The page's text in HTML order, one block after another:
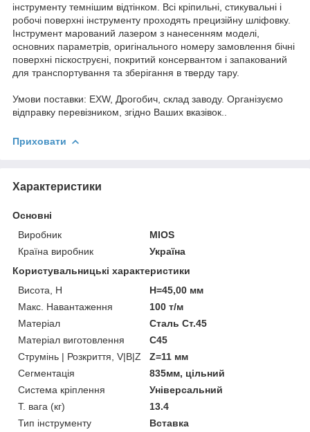
інструменту темнішим відтінком. Всі кріпильні, стикувальні і
робочі поверхні інструменту проходять прецизійну шліфовку.
Інструмент марований лазером з нанесенням моделі,
основних параметрів, оригінального номеру замовлення бічні
поверхні піскоструєні, покритий консервантом і запакований
для транспортування та зберігання в тверду тару.
Умови поставки: EXW, Дрогобич, склад заводу. Організуємо
відправку перевізником, згідно Ваших вказівок..
Приховати
Характеристики
Основні
Виробник
MIOS
Країна виробник
Україна
Користувальницькі характеристики
Висота, H
H=45,00 мм
Макс. Навантаження
100 т/м
Матеріал
Сталь Ст.45
Матеріал виготовлення
C45
Струмінь | Розкриття, V|B|Z
Z=11 мм
Сегментація
835мм, цільний
Система кріплення
Універсальний
Т. вага (кг)
13.4
Тип інструменту
Вставка